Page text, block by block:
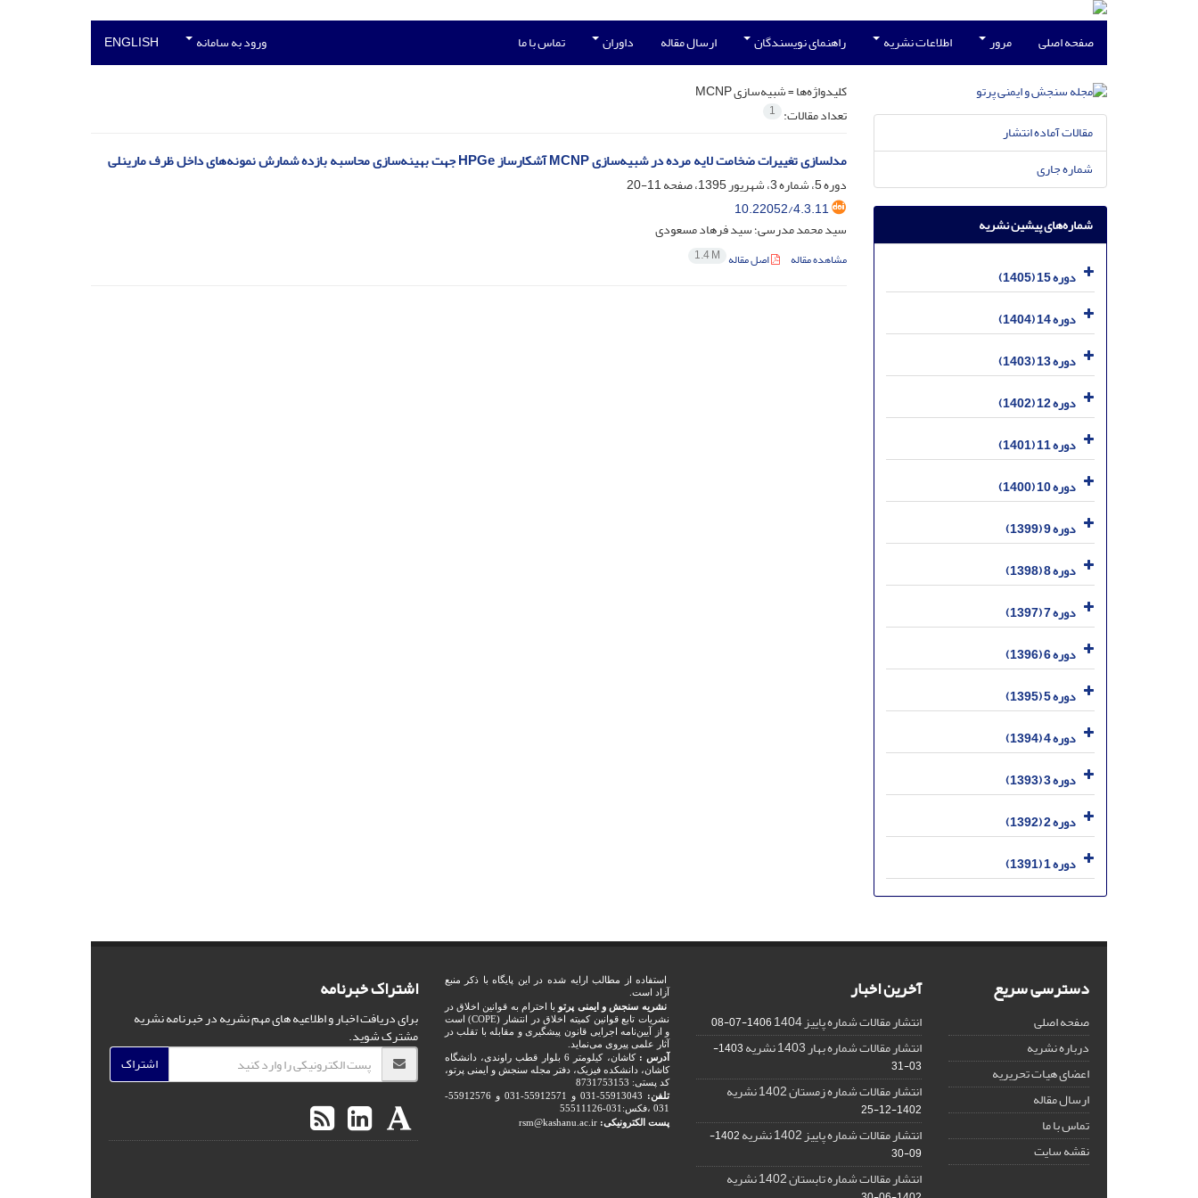
صفحه اصلی مرور اطلاعات نشریه راهنمای نویسندگان ارسال مقاله داوران تماس با ما ورود به سامانه ENGLISH
کلیدواژه‌ها =شبیه‌سازی MCNP
تعداد مقالات: 1
مدلسازی تغییرات ضخامت لایه مرده در شبیه‌سازی M‌CNP آشکارساز HPGe جهت بهینه‌سازی محاسبه بازده شمارش نمونه‌های داخل ظرف مارینلی
دوره 5، شماره 3، شهریور 1395، صفحه
11-20
10.22052/4.3.11
سید محمد مدرسی؛ سید فرهاد مسعودی
مشاهده مقاله اصل مقاله 1.4 M
مقالات آماده انتشار
شماره جاری
شماره‌های پیشین نشریه
دوره 15 (1405)
دوره 14 (1404)
دوره 13 (1403)
دوره 12 (1402)
دوره 11 (1401)
دوره 10 (1400)
دوره 9 (1399)
دوره 8 (1398)
دوره 7 (1397)
دوره 6 (1396)
دوره 5 (1395)
دوره 4 (1394)
دوره 3 (1393)
دوره 2 (1392)
دوره 1 (1391)
دسترسی سریع
صفحه اصلی
درباره نشریه
اعضای هیات تحریریه
ارسال مقاله
تماس با ما
نقشه سایت
آخرین اخبار
انتشار مقالات شماره پاییز 1404 1406-07-08
انتشار مقالات شماره بهار 1403 نشریه
1403-
03-31
انتشار مقالات شماره زمستان 1402 نشریه
1402-12-25
انتشار مقالات شماره پاییز 1402 نشریه
1402-
09-30
انتشار مقالات شماره تابستان 1402 نشریه
استفاده از مطالب ارایه شده در این پایگاه با ذکر منبع
آزاد است.
نشریه سنجش و ایمنی پرتو با احترام به قوانین اخلاق در
نشریات تابع قوانین کمیته اخلاق در انتشار (COPE) است
و از آیین‌نامه اجرایی قانون پیشگیری و مقابله با تقلب در
آثار علمی پیروی می‌نماید.
آدرس :
کاشان، کیلومتر 6 بلوار قطب راوندی، دانشگاه
کاشان، دانشکده فیزیک، دفتر مجله سنجش و ایمنی پرتو،
کد پستی: 8731753153
تلفن:
55913043-031 و 55912571-031 و 55912576-
031 ،فکس:031-55511126
پست الکترونیکی: rsm@kashanu.ac.ir
اشتراک خبرنامه
برای دریافت اخبار و اطلاعیه های مهم نشریه در خبرنامه نشریه
مشترک شوید.
اشتراک